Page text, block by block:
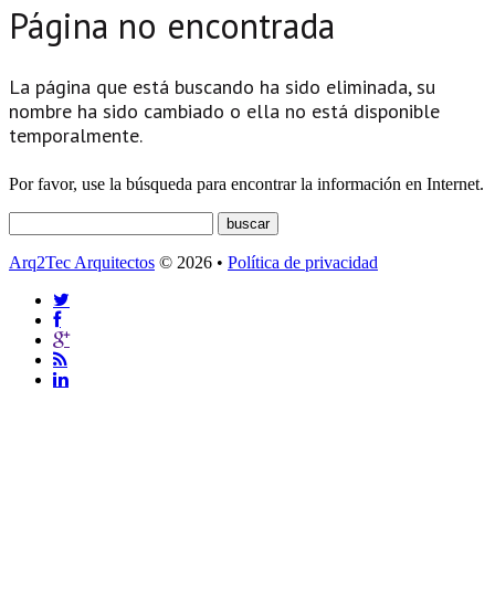
Página no encontrada
La página que está buscando ha sido eliminada, su
nombre ha sido cambiado o ella no está disponible
temporalmente.
Por favor, use la búsqueda para encontrar la información en Internet.
Arq2Tec Arquitectos © 2026 • Política de privacidad